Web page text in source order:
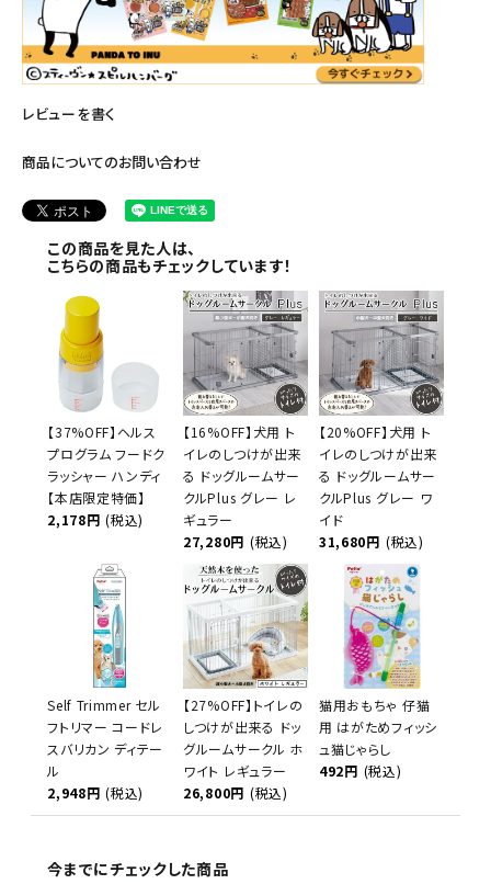
レビューを書く
商品についてのお問い合わせ
この商品を見た人は、
こちらの商品もチェックしています！
【37%OFF】ヘルス
プログラム フードク
ラッシャー ハンディ
【本店限定特価】
2,178円 (税込)
【16%OFF】犬用 ト
イレのしつけが出来
る ドッグルームサー
クルPlus グレー レ
ギュラー
27,280円 (税込)
【20%OFF】犬用 ト
イレのしつけが出来
る ドッグルームサー
クルPlus グレー ワ
イド
31,680円 (税込)
Self Trimmer セル
フトリマー コードレ
スバリカン ディテー
ル
2,948円 (税込)
【27%OFF】トイレの
しつけが出来る ドッ
グルームサークル ホ
ワイト レギュラー
26,800円 (税込)
猫用おもちゃ 仔猫
用 はがためフィッシ
ュ猫じゃらし
492円 (税込)
今までにチェックした商品